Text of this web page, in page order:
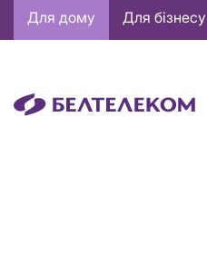
Основная
навигация
Для дому Для бізнесу